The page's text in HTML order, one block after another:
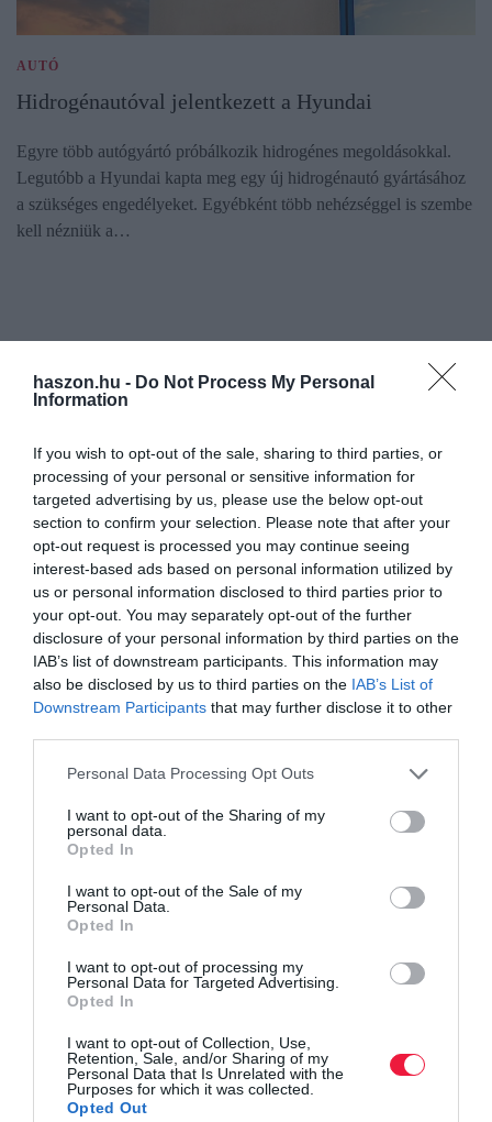
haszon.hu - Do Not Process My Personal
Information
If you wish to opt-out of the sale, sharing to third parties, or
processing of your personal or sensitive information for
targeted advertising by us, please use the below opt-out
section to confirm your selection. Please note that after your
opt-out request is processed you may continue seeing
interest-based ads based on personal information utilized by
us or personal information disclosed to third parties prior to
your opt-out. You may separately opt-out of the further
disclosure of your personal information by third parties on the
IAB’s list of downstream participants. This information may
also be disclosed by us to third parties on the IAB’s List of
Downstream Participants that may further disclose it to other
Please note that this website/app uses one or more Google
not limited to your visit or usage behaviour. You may click to
grant or deny consent to Google and its third-party tags to
use your data for below specified purposes in below Google
consent section.
Personal Data Processing Opt Outs
I want to opt-out of the Sharing of my
personal data.
Opted In
I want to opt-out of the Sale of my
Personal Data.
Opted In
I want to opt-out of processing my
Personal Data for Targeted Advertising.
Opted In
I want to opt-out of Collection, Use,
Retention, Sale, and/or Sharing of my
Personal Data that Is Unrelated with the
Purposes for which it was collected.
Opted Out
AUTÓ
Hidrogénautóval jelentkezett a Hyundai
Egyre több autógyártó próbálkozik hidrogénes megoldásokkal.
Legutóbb a Hyundai kapta meg egy új hidrogénautó gyártásához
a szükséges engedélyeket. Egyébként több nehézséggel is szembe
kell nézniük a…
Itt a megoldás? Tiszta energia a föld mélyéről
Két kutató egész véletlenül fedezett fel egy óriási földalatti
hidrogén-lelőhelyet a kelet-franciaországi Lotaringiában
készlete.